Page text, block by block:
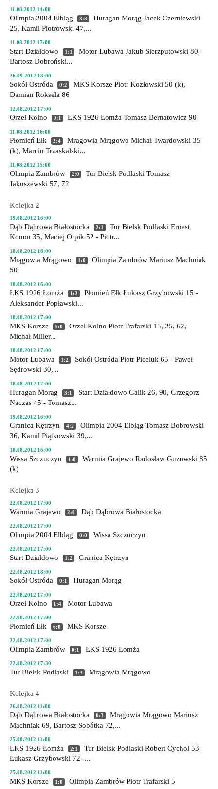
11.08.2012 14:00
Olimpia 2004 Elbląg 3:3 Huragan Morąg Jacek Czerniewski
25, Kamil Piotrowski 47,...
11.08.2012 17:00
Start Działdowo 1:1 Motor Lubawa Jakub Sierzputowski 80 -
Bartosz Dobroński...
26.09.2012 18:00
Sokół Ostróda 0:2 MKS Korsze Piotr Kozłowski 50 (k),
Damian Roksela 86
12.08.2012 17:00
Orzeł Kolno 0:1 ŁKS 1926 Łomża Tomasz Bernatowicz 90
11.08.2012 16:00
Płomień Ełk 2:4 Mrągowia Mrągowo Michał Twardowski 35
(k), Marcin Trzaskalski...
11.08.2012 15:00
Olimpia Zambrów 2:0 Tur Bielsk Podlaski Tomasz
Jakuszewski 57, 72
Kolejka 2
19.08.2012 16:00
Dąb Dąbrowa Białostocka 2:1 Tur Bielsk Podlaski Ernest
Konon 35, Maciej Orpik 52 - Piotr...
18.08.2012 16:00
Mrągowia Mrągowo 1:0 Olimpia Zambrów Mariusz Machniak
50
18.08.2012 16:00
ŁKS 1926 Łomża 1:2 Płomień Ełk Łukasz Grzybowski 15 -
Aleksander Popławski...
18.08.2012 17:00
MKS Korsze 5:0 Orzeł Kolno Piotr Trafarski 15, 25, 62,
Michał Miller...
18.08.2012 17:00
Motor Lubawa 1:2 Sokół Ostróda Piotr Piceluk 65 - Paweł
Sędrowski 30,...
18.08.2012 17:00
Huragan Morąg 3:1 Start Działdowo Galik 26, 90, Grzegorz
Naczas 45 - Tomasz...
19.08.2012 16:00
Granica Kętrzyn 4:2 Olimpia 2004 Elbląg Tomasz Bobrowski
36, Kamil Piątkowski 39,...
18.08.2012 16:00
Wissa Szczuczyn 1:0 Warmia Grajewo Radosław Guzowski 85
(k)
Kolejka 3
22.08.2012 17:00
Warmia Grajewo 2:0 Dąb Dąbrowa Białostocka
22.08.2012 17:00
Olimpia 2004 Elbląg 0:0 Wissa Szczuczyn
22.08.2012 17:00
Start Działdowo 1:2 Granica Kętrzyn
22.08.2012 18:00
Sokół Ostróda 0:1 Huragan Morąg
22.08.2012 17:00
Orzeł Kolno 1:4 Motor Lubawa
22.08.2012 17:00
Płomień Ełk 6:0 MKS Korsze
22.08.2012 17:00
Olimpia Zambrów 0:1 ŁKS 1926 Łomża
22.08.2012 17:30
Tur Bielsk Podlaski 1:3 Mrągowia Mrągowo
Kolejka 4
26.08.2012 11:00
Dąb Dąbrowa Białostocka 0:3 Mrągowia Mrągowo Mariusz
Machniak 69, Bartosz Sobótka 72,...
25.08.2012 11:00
ŁKS 1926 Łomża 2:1 Tur Bielsk Podlaski Robert Cychol 53,
Łukasz Grzybowski 72 -...
25.08.2012 11:00
MKS Korsze 1:0 Olimpia Zambrów Piotr Trafarski 5